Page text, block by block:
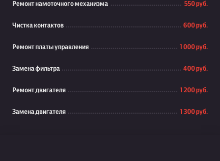
Ремонт намоточного механизма 550 руб.
Чистка контактов 600 руб.
Ремонт платы управления 1 000 руб.
Замена фильтра 400 руб.
Ремонт двигателя 1 200 руб.
Замена двигателя 1 300 руб.